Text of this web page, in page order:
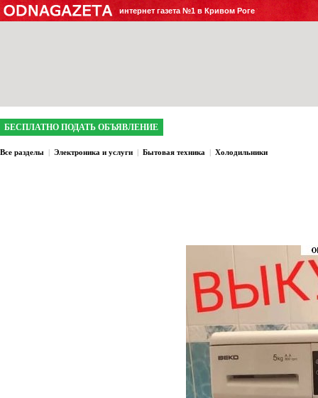
интернет газета №1 в Кривом Роге
БЕСПЛАТНО ПОДАТЬ ОБЪЯВЛЕНИЕ
Все разделы | Электроника и услуги | Бытовая техника | Холодильники